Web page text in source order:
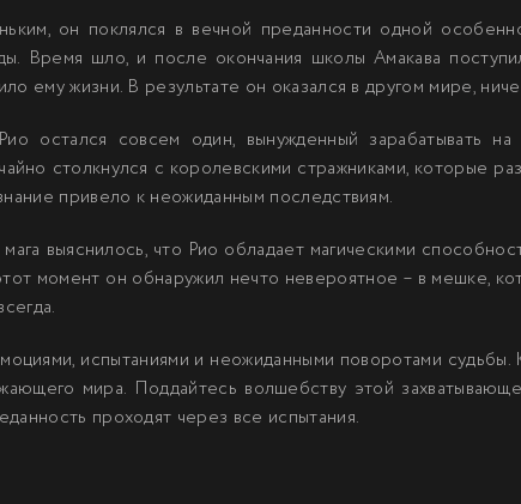
он поклялся в вечной преданности одной
Время шло, и после окончания школы Амакава
ему жизни. В результате он оказался в другом мире,
остался совсем один, вынужденный зарабатывать
столкнулся с королевскими стражниками, которые
привело к неожиданным последствиям.
выяснилось, что Рио обладает магическими
момент он обнаружил нечто невероятное – в мешке,
испытаниями и неожиданными поворотами
мира. Поддайтесь волшебству этой
проходят через все испытания.